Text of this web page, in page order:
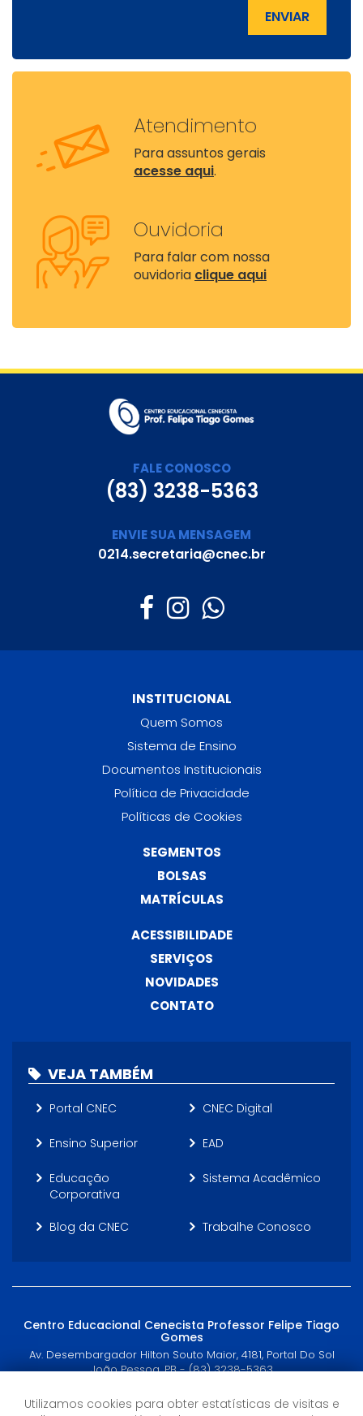
ENVIAR
Atendimento
Para assuntos gerais
acesse aqui.
Ouvidoria
Para falar com nossa
ouvidoria clique aqui
FALE CONOSCO
(83) 3238-5363
ENVIE SUA MENSAGEM
0214.secretaria@cnec.br
INSTITUCIONAL
Quem Somos
Sistema de Ensino
Documentos Institucionais
Política de Privacidade
Políticas de Cookies
SEGMENTOS
BOLSAS
MATRÍCULAS
ACESSIBILIDADE
SERVIÇOS
NOVIDADES
CONTATO
VEJA TAMBÉM
Portal CNEC CNEC Digital
Ensino Superior EAD
Educação
Corporativa
Sistema Acadêmico
Blog da CNEC Trabalhe Conosco
Centro Educacional Cenecista Professor Felipe Tiago
Gomes
Av. Desembargador Hilton Souto Maior, 4181, Portal Do Sol
João Pessoa, PB - (83) 3238-5363
Utilizamos cookies para obter estatísticas de visitas e